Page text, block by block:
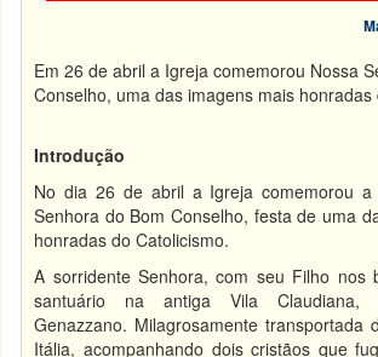
Em 26 de abril a Igreja comemorou Nossa
Conselho, uma das imagens mais honradas
Introdução
No dia 26 de abril a Igreja comemorou
Senhora do Bom Conselho, festa de uma
honradas do Catolicismo.
A sorridente Senhora, com seu Filho nos
santuário na antiga Vila Claudiana,
Genazzano. Milagrosamente transportada
Itália, acompanhando dois cristãos que